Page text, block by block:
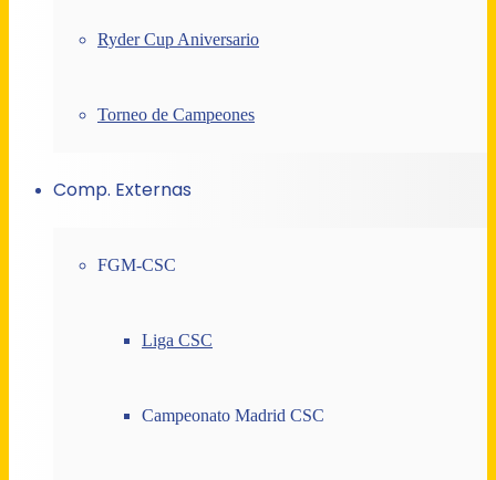
Ryder Cup Aniversario
Torneo de Campeones
Comp. Externas
FGM-CSC
Liga CSC
Campeonato Madrid CSC